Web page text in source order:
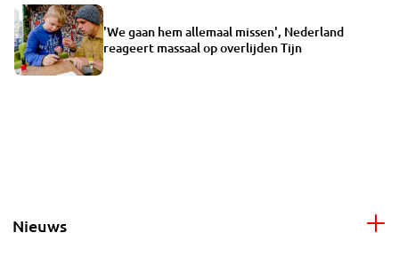
'We gaan hem allemaal missen', Nederland
reageert massaal op overlijden Tijn
Nieuws